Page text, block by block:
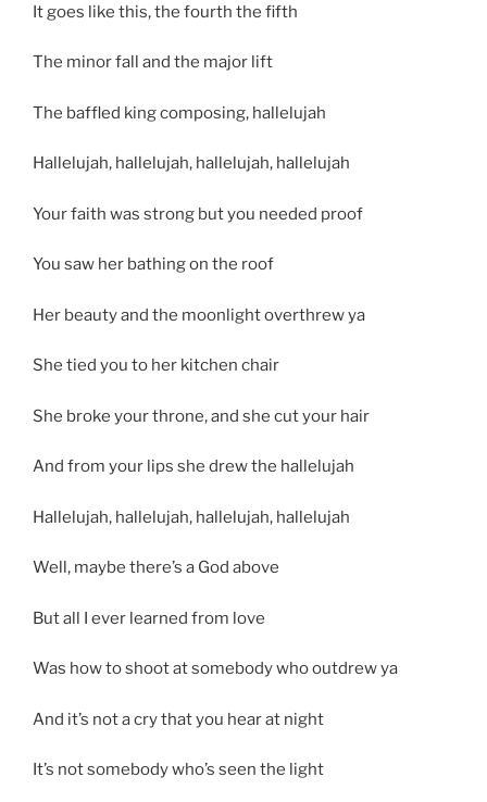
It goes like this, the fourth the fifth
The minor fall and the major lift
The baffled king composing, hallelujah
Hallelujah, hallelujah, hallelujah, hallelujah
Your faith was strong but you needed proof
You saw her bathing on the roof
Her beauty and the moonlight overthrew ya
She tied you to her kitchen chair
She broke your throne, and she cut your hair
And from your lips she drew the hallelujah
Hallelujah, hallelujah, hallelujah, hallelujah
Well, maybe there’s a God above
But all I ever learned from love
Was how to shoot at somebody who outdrew ya
And it’s not a cry that you hear at night
It’s not somebody who’s seen the light